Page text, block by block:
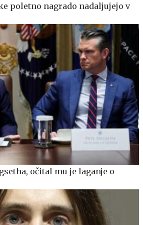
poletno nagrado nadaljujejo v
očital mu je laganje o